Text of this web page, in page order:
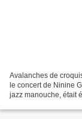
Avalanches de
le concert de Ninine
jazz manouche, était